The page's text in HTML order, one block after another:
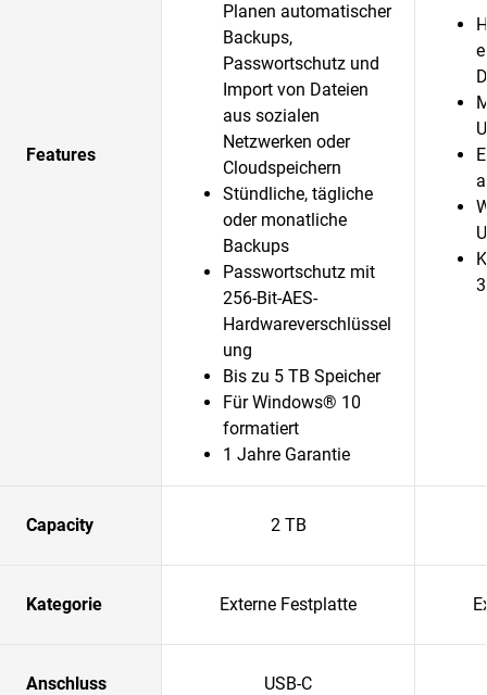
Features
Planen automatischer
Backups,
Passwortschutz und
Import von Dateien
aus sozialen
Netzwerken oder
Cloudspeichern
Stündliche, tägliche
oder monatliche
Backups
Passwortschutz mit
256-Bit-AES-
Hardwareverschlüssel
ung
Bis zu 5 TB Speicher
Für Windows® 10
formatiert
1 Jahre Garantie
Capacity 2 TB
Kategorie Externe Festplatte
Anschluss USB-C